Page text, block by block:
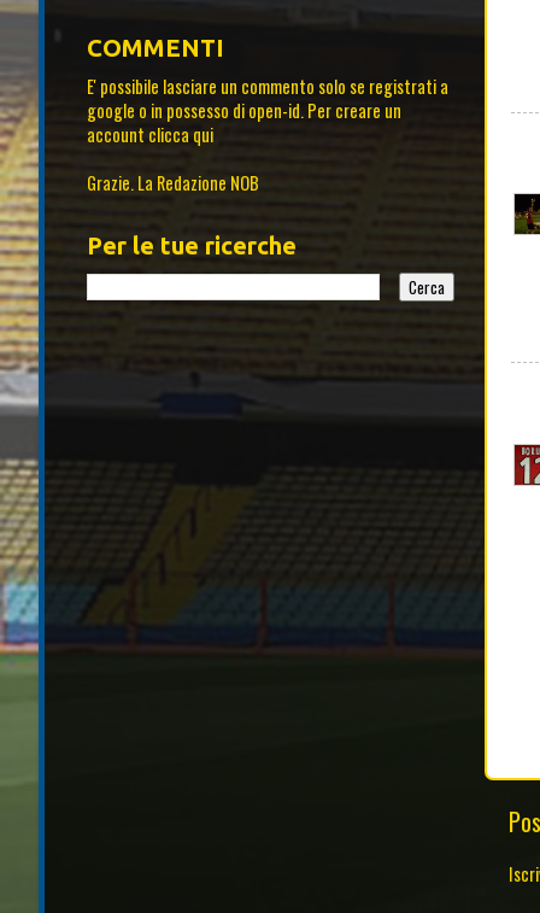
COMMENTI
E' possibile lasciare un commento solo se registrati a
google o in possesso di open-id. Per creare un
account clicca qui
Grazie. La Redazione NOB
Per le tue ricerche